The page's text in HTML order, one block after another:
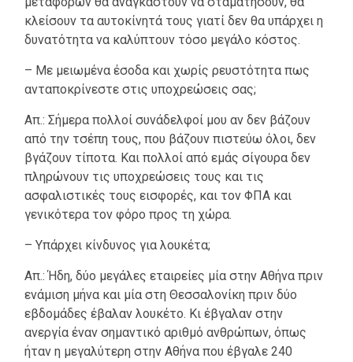
κλείσουν τα αυτοκίνητά τους γιατί δεν θα υπάρχει η
δυνατότητα να καλύπτουν τόσο μεγάλο κόστος.
– Με μειωμένα έσοδα και χωρίς ρευστότητα πως
ανταποκρίνεστε στις υποχρεώσεις σας;
Απ.: Σήμερα πολλοί συνάδελφοί μου αν δεν βάζουν
από την τσέπη τους, που βάζουν πιστεύω όλοι, δεν
βγάζουν τίποτα. Και πολλοί από εμάς σίγουρα δεν
πληρώνουν τις υποχρεώσεις τους και τις
ασφαλιστικές τους εισφορές, και τον ΦΠΑ και
γενικότερα τον φόρο προς τη χώρα.
– Υπάρχει κίνδυνος για λουκέτα;
Απ.: Ήδη, δύο μεγάλες εταιρείες μία στην Αθήνα πριν
ενάμιση μήνα και μία στη Θεσσαλονίκη πριν δύο
εβδομάδες έβαλαν λουκέτο. Κι έβγαλαν στην
ανεργία έναν σημαντικό αριθμό ανθρώπων, όπως
ήταν η μεγαλύτερη στην Αθήνα που έβγαλε 240